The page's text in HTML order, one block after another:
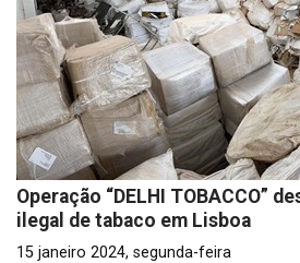
Operação “DELHI TOBACCO”
ilegal de tabaco em Lisboa
15 janeiro 2024, segunda-feira